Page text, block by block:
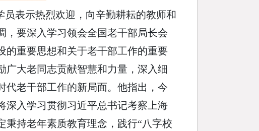
表示热烈欢迎，向辛勤耕耘的教师和
，要深入学习领会全国老干部局长会
的重要思想和关于老干部工作的重要
广大老同志贡献智慧和力量，深入细
代老干部工作的新局面。他指出，今
深入学习贯彻习近平总书记考察上海
持老年素质教育理念，践行“八字校